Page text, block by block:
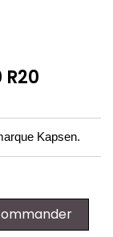
Kapsen.